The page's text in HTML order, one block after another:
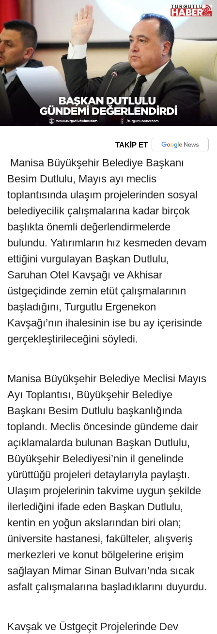
TAKİP ET
Manisa Büyükşehir Belediye Başkanı
Besim Dutlulu, Mayıs ayı meclis
toplantısında ulaşım projelerinden sosyal
belediyecilik çalışmalarına kadar birçok
başlıkta önemli değerlendirmelerde
bulundu. Yatırımların hız kesmeden devam
ettiğini vurgulayan Başkan Dutlulu,
Saruhan Otel Kavşağı ve Akhisar
üstgeçidinde zemin etüt çalışmalarının
başladığını, Turgutlu Ergenekon
Kavşağı’nın ihalesinin ise bu ay içerisinde
gerçekleştirileceğini söyledi.
Manisa Büyükşehir Belediye Meclisi Mayıs
Ayı Toplantısı, Büyükşehir Belediye
Başkanı Besim Dutlulu başkanlığında
toplandı. Meclis öncesinde gündeme dair
açıklamalarda bulunan Başkan Dutlulu,
Büyükşehir Belediyesi’nin il genelinde
yürüttüğü projeleri detaylarıyla paylaştı.
Ulaşım projelerinin takvime uygun şekilde
ilerlediğini ifade eden Başkan Dutlulu,
kentin en yoğun akslarından biri olan;
üniversite hastanesi, fakülteler, alışveriş
merkezleri ve konut bölgelerine erişim
sağlayan Mimar Sinan Bulvarı’nda sıcak
asfalt çalışmalarına başladıklarını duyurdu.
Kavşak ve Üstgeçit Projelerinde Dev